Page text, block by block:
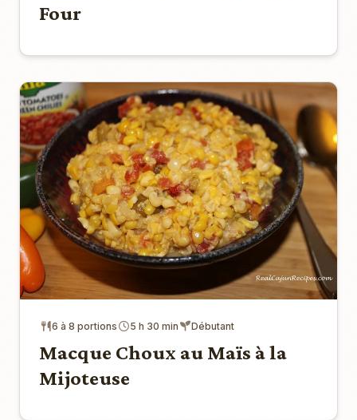
Four
6 à 8 portions 5 h 30 min Débutant
Macque Choux au Maïs à la
Mijoteuse